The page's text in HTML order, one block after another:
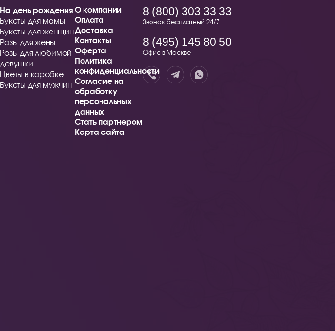
На день рождения
Букеты для мамы
Букеты для женщин
Розы для жены
Розы для любимой
девушки
Цветы в коробке
Букеты для мужчин
О компании
Оплата
Доставка
Контакты
Оферта
Политика
конфиденциальности
Согласие на
обработку
персональных
данных
Стать партнером
Карта сайта
8 (800) 303 33 33
Звонок бесплатный 24/7
8 (495) 145 80 50
Офис в Москве